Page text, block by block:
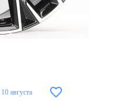
10 августа